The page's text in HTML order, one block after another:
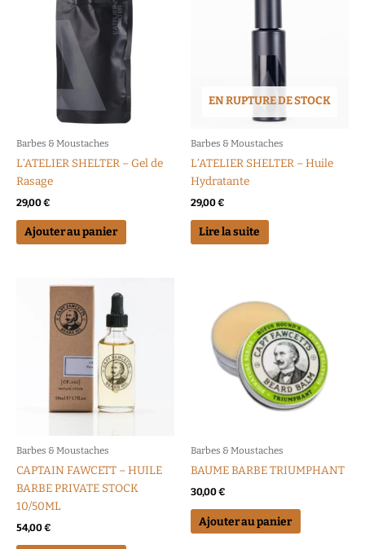
Barbes & Moustaches
L’ATELIER SHELTER – Gel de
Rasage
29,00€
Ajouter au panier
EN RUPTURE DE STOCK
Barbes & Moustaches
L’ATELIER SHELTER – Huile
Hydratante
29,00€
Lire la suite
Barbes & Moustaches
CAPTAIN FAWCETT – HUILE
BARBE PRIVATE STOCK
10/50ML
54,00€
Barbes & Moustaches
BAUME BARBE TRIUMPHANT
30,00€
Ajouter au panier